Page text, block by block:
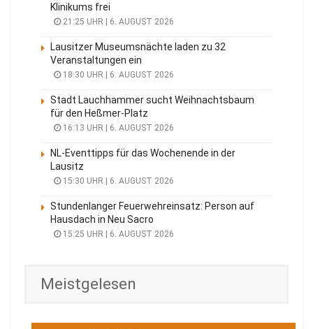
Klinikums frei
21:25 UHR | 6. AUGUST 2026
Lausitzer Museumsnächte laden zu 32
Veranstaltungen ein
18:30 UHR | 6. AUGUST 2026
Stadt Lauchhammer sucht Weihnachtsbaum
für den Heßmer-Platz
16:13 UHR | 6. AUGUST 2026
NL-Eventtipps für das Wochenende in der
Lausitz
15:30 UHR | 6. AUGUST 2026
Stundenlanger Feuerwehreinsatz: Person auf
Hausdach in Neu Sacro
15:25 UHR | 6. AUGUST 2026
Meistgelesen